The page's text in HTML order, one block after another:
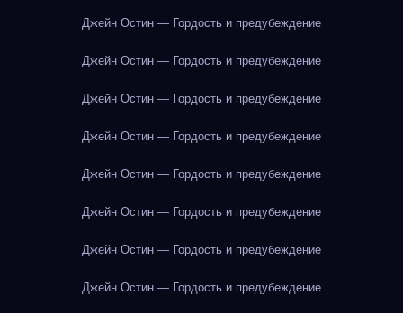
Джейн Остин — Гордость и предубеждение
Джейн Остин — Гордость и предубеждение
Джейн Остин — Гордость и предубеждение
Джейн Остин — Гордость и предубеждение
Джейн Остин — Гордость и предубеждение
Джейн Остин — Гордость и предубеждение
Джейн Остин — Гордость и предубеждение
Джейн Остин — Гордость и предубеждение